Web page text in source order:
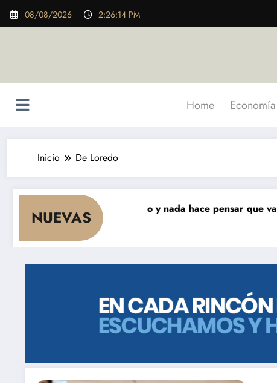
Saltar
08/08/2026 2:26:15 PM
Home Economía
Inicio De Loredo
NUEVAS
que cae el consumo y nada hace pensar que vaya a